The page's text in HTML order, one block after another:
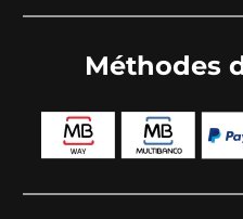
Méthodes